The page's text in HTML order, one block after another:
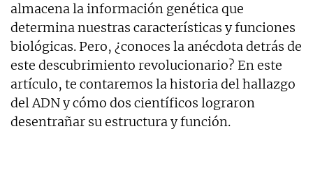
almacena la información genética que
determina nuestras características y funciones
biológicas. Pero, ¿conoces la anécdota detrás de
este descubrimiento revolucionario? En este
artículo, te contaremos la historia del hallazgo
del ADN y cómo dos científicos lograron
desentrañar su estructura y función.